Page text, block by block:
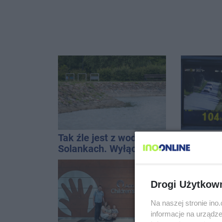
Tak źle jest z wodą w
Solankach. Wyłączono
fontannę i zaplanowano
dolewkę
Drogi
Na naszej stronie
informacje na